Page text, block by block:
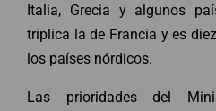
Italia, Grecia y algunos
triplica la de Francia y es
los países nórdicos.
Las prioridades del